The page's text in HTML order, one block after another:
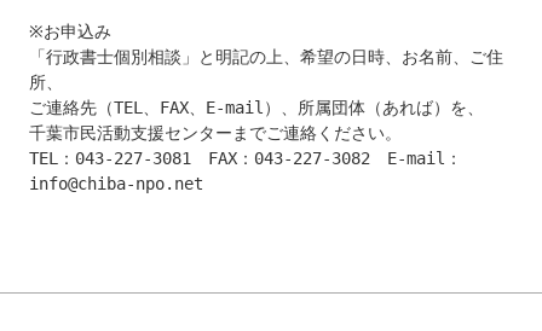
※お申込み
「行政書士個別相談」と明記の上、希望の日時、お名前、ご住
所、
ご連絡先（TEL、FAX、E-mail）、所属団体（あれば）を、
千葉市民活動支援センターまでご連絡ください。
TEL：043-227-3081　FAX：043-227-3082　E-mail：
info@chiba-npo.net